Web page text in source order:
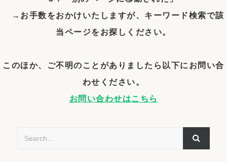
→お手数をおかけいたしますが、キーワード検索で該
当ページをお探しください。
このほか、ご不明のことがありましたら以下にお問い合
わせください。
お問い合わせはこちら